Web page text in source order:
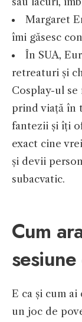
Margaret
îmi găsesc
În SUA,
retreaturi și
Cosplay-ul se
prind viață în
fantezii și îți
exact cine
și devii
subacvatic.
Cum
E ca și cum
un joc de